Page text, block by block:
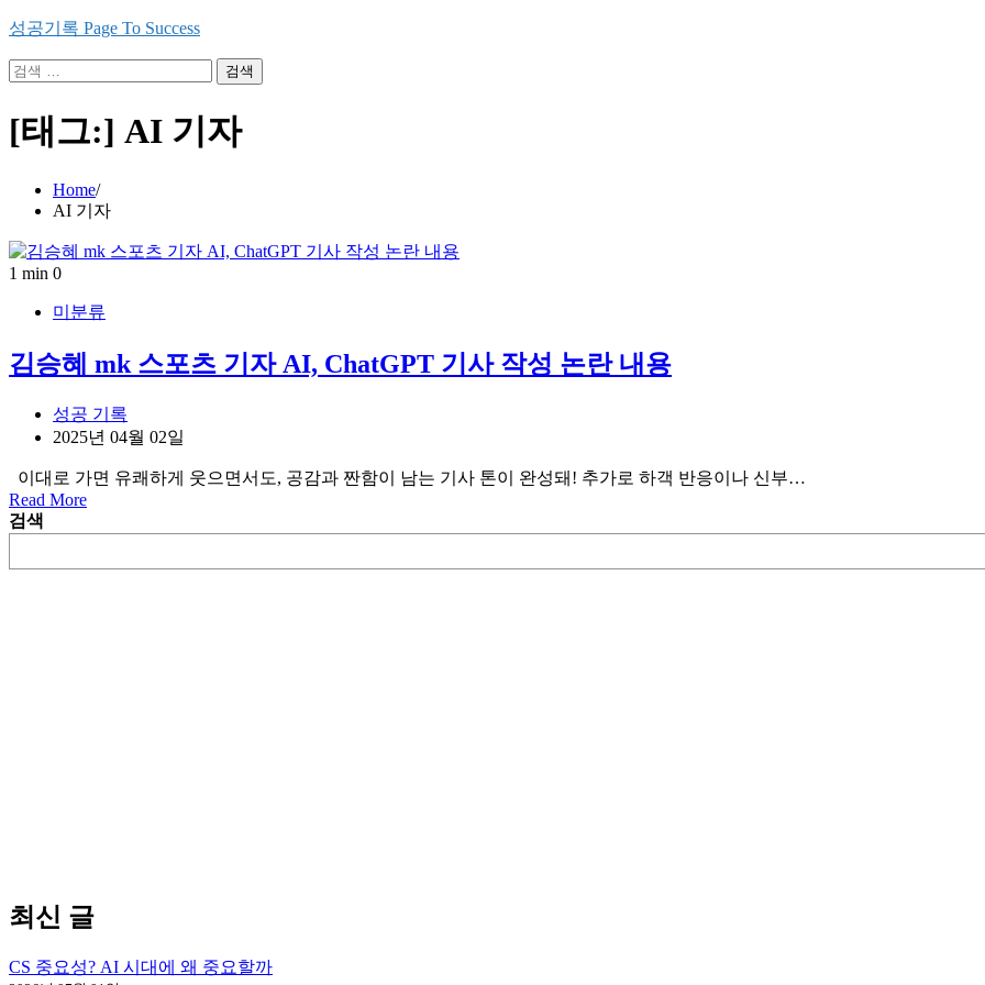
Skip
content
성공기록 Page To Success
검
[태그:] AI 기자
Home
AI 기자
1 min 0
미분류
김승혜 mk 스포츠 기자 AI, ChatGPT 기사 작성 논란 내용
성공 기록
2025년 04월 02일
이대로 가면 유쾌하게 웃으면서도, 공감과 짠함이 남는 기사 톤이 완성돼! 추가로 하객 반응이나 신부…
Read More
검색
최신 글
CS 중요성? AI 시대에 왜 중요할까